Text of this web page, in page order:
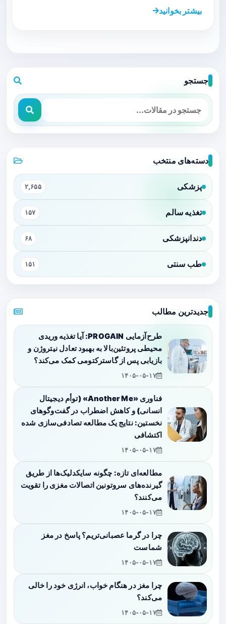
بیشتر بخوانید
جستجو
دسته‌های منتخب
پزشکی ۲,۶۵۵
تغذیه سالم ۱۵۷
دندانپزشکی ۶۸
طب سنتی ۱۵۱
جدیدترین مطالب
طرح‌آزمایی PROGAIN: آیا تغذیه وریدی
محیطی پروتئین‌بالا به بهبود تعادل نیتروژن و
بازیابی پس از گاسترکتومی کمک می‌کند؟
۱۴۰۵-۰۵-۱۷
فناوری «Another Me» (توأم دیجیتال
انسانی) و کاهش اضطراب در گفت‌وگوهای
نخستین: نتایج یک مطالعه تصادفی‌سازی شده
اکتشافی
۱۴۰۵-۰۵-۱۷
مطالعه‌ای تازه: چگونه سایکدلیک‌ها از طریق
گیرنده‌های سروتونین اتصالات مغزی را تقویت
می‌کنند؟
۱۴۰۵-۰۵-۱۷
چرا در گرما عصبانی‌تریم؟ پاسخ در مغز
شماست
۱۴۰۵-۰۵-۱۷
چرا مغز در هنگام خواب، انرژی خود را خالی
می‌کند؟
۱۴۰۵-۰۵-۱۷